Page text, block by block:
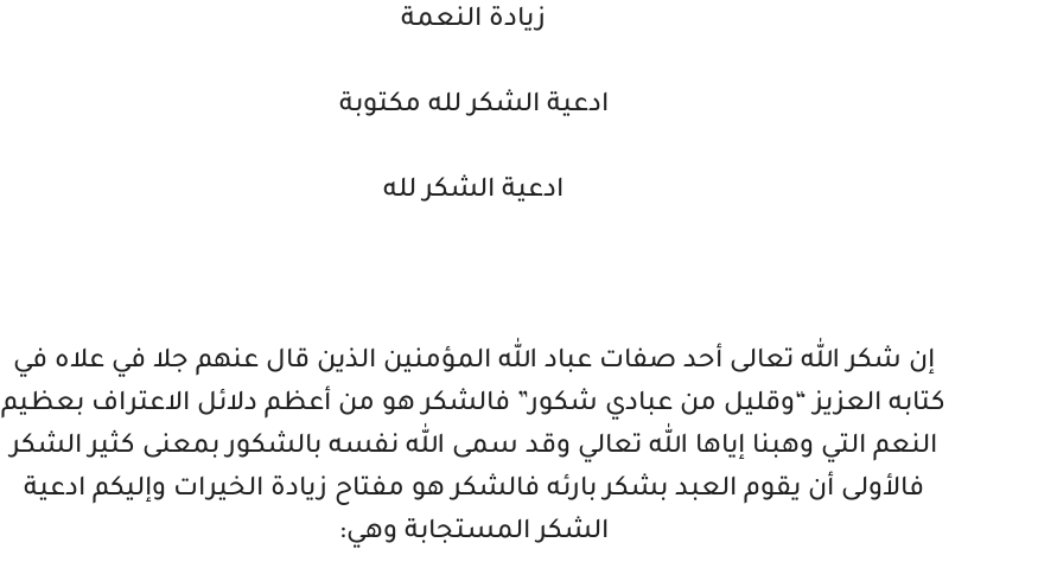
زيادة النعمة
ادعية الشكر لله مكتوبة
ادعية الشكر لله
إن شكر الله تعالى أحد صفات عباد الله المؤمنين الذين قال عنهم جلا في علاه في
كتابه العزيز “وقليل من عبادي شكور” فالشكر هو من أعظم دلائل الاعتراف بعظيم
النعم التي وهبنا إياها الله تعالي وقد سمى الله نفسه بالشكور بمعنى كثير الشكر
فالأولى أن يقوم العبد بشكر بارئه فالشكر هو مفتاح زيادة الخيرات وإليكم ادعية
الشكر المستجابة وهي: